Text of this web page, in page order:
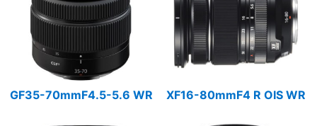
GF35-70mmF4.5-5.6 WR XF16-80mmF4 R OIS WR